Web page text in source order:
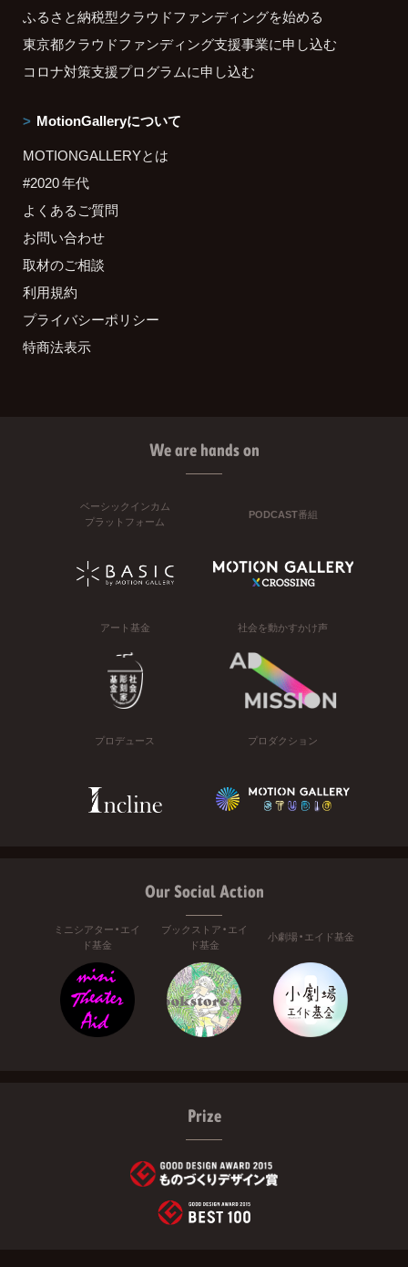
ふるさと納税型クラウドファンディングを始める
東京都クラウドファンディング支援事業に申し込む
コロナ対策支援プログラムに申し込む
MotionGalleryについて
MOTIONGALLERYとは
#2020 年代
よくあるご質問
お問い合わせ
取材のご相談
利用規約
プライバシーポリシー
特商法表示
We are hands on
ベーシックインカム
プラットフォーム
PODCAST番組
アート基金 社会を動かすかけ声
プロデュース プロダクション
Our Social Action
ミニシアター・エイ
ド基金
ブックストア・エイ
ド基金
小劇場・エイド基金
Prize